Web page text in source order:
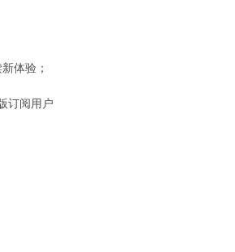
体验；
订阅用户